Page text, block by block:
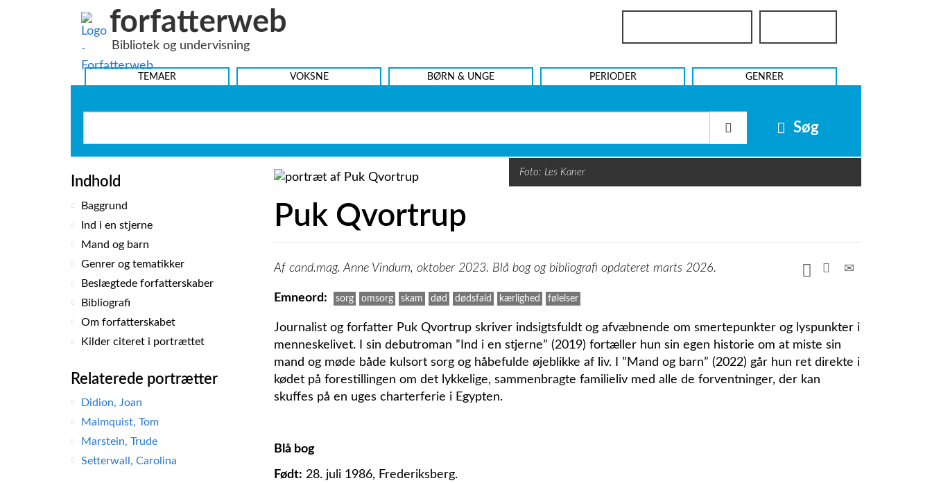
forfatterweb
Bibliotek og undervisning
HOVEDMENU
TEMAER VOKSNE BØRN & UNGE PERIODER GENRER
Søg
Indhold
Baggrund
Ind i en stjerne
Mand og barn
Genrer og tematikker
Beslægtede forfatterskaber
Bibliografi
Om forfatterskabet
Kilder citeret i portrættet
Relaterede portrætter
Didion, Joan
Malmquist, Tom
Marstein, Trude
Setterwall, Carolina
Foto: Les Kaner
Puk Qvortrup
cand.mag. Anne Vindum, oktober 2023. Blå bog og bibliografi opdateret marts 2026.
Emneord sorg omsorg skam død dødsfald kærlighed følelser
Journalist og forfatter Puk Qvortrup skriver indsigtsfuldt og afvæbnende om smertepunkter og lyspunkter i
menneskelivet. I sin debutroman ”Ind i en stjerne” (2019) fortæller hun sin egen historie om at miste sin
mand og møde både kulsort sorg og håbefulde øjeblikke af liv. I ”Mand og barn” (2022) går hun ret direkte i
kødet på forestillingen om det lykkelige, sammenbragte familieliv med alle de forventninger, der kan
skuffes på en uges charterferie i Egypten.
Blå bog
Født: 28. juli 1986, Frederiksberg.